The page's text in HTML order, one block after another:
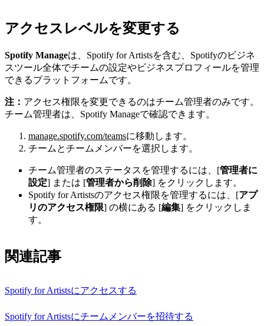
アクセスレベルを変更する
Spotify Manageは、Spotify for Artistsを含む、Spotifyのビジネ
スツール全体でチームの設定やビジネスプロフィールを管理
できるプラットフォームです。
注： アクセス権限を変更できるのはチーム管理者のみです。
チーム管理者は、Spotify Manageで確認できます。
manage.spotify.com/teamsに移動します。
チームとチームメンバーを選択します。
チーム管理者のステータスを管理するには、[管理者に
設定] または [管理者から削除] をクリックします。
Spotify for Artistsのアクセス権限を管理するには、[アプ
リのアクセス権限] の横にある [編集] をクリックしま
す。
関連記事
Spotify for Artistsにアクセスする
Spotify for Artistsにチームメンバーを招待する